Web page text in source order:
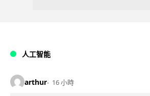
人工智能
arthur 16 小時